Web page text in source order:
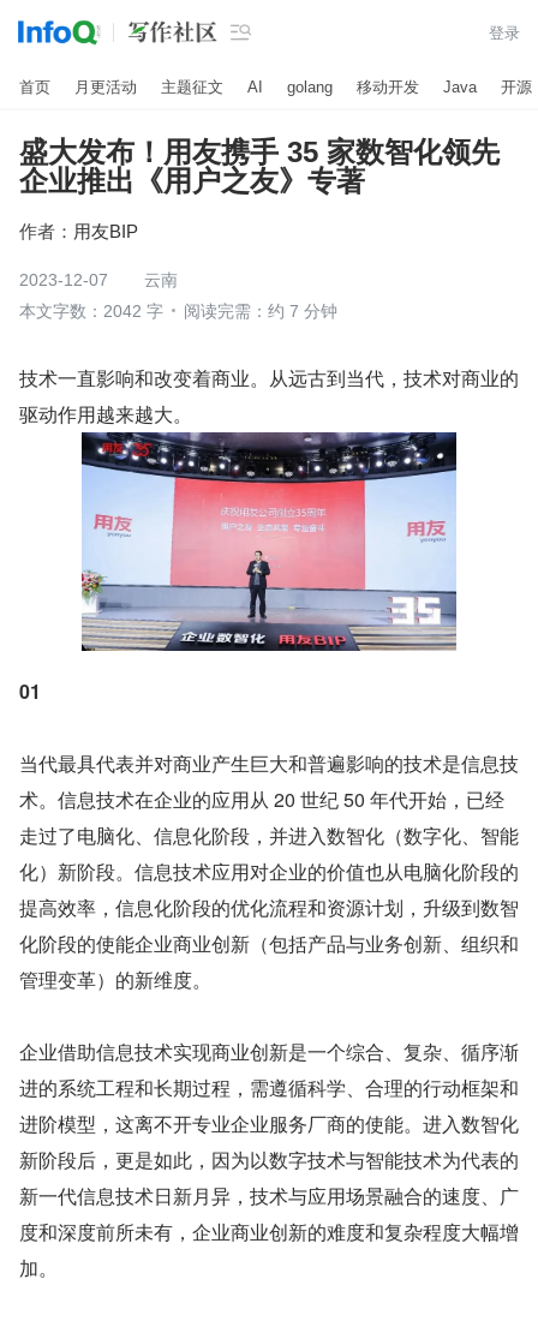
 登录
首页 月更活动 主题征文 AI golang 移动开发 Java 开源
盛大发布！用友携手 35 家数智化领先
企业推出《用户之友》专著
作者： 用友BIP
2023-12-07
云南
本文字数：2042 字
阅读完需：约 7 分钟
技术一直影响和改变着商业。从远古到当代，技术对商业的
驱动作用越来越大。
01
当代最具代表并对商业产生巨大和普遍影响的技术是信息技
术。信息技术在企业的应用从 20 世纪 50 年代开始，已经
走过了电脑化、信息化阶段，并进入数智化（数字化、智能
化）新阶段。信息技术应用对企业的价值也从电脑化阶段的
提高效率，信息化阶段的优化流程和资源计划，升级到数智
化阶段的使能企业商业创新（包括产品与业务创新、组织和
管理变革）的新维度。
企业借助信息技术实现商业创新是一个综合、复杂、循序渐
进的系统工程和长期过程，需遵循科学、合理的行动框架和
进阶模型，这离不开专业企业服务厂商的使能。进入数智化
新阶段后，更是如此，因为以数字技术与智能技术为代表的
新一代信息技术日新月异，技术与应用场景融合的速度、广
度和深度前所未有，企业商业创新的难度和复杂程度大幅增
加。